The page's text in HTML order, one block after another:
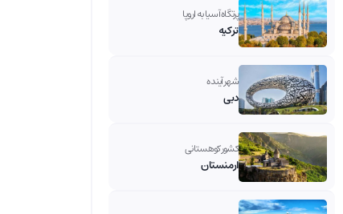
پرتگاه آسیا به اروپا
ترکیه
شهر آینده
دبی
کشور کوهستانی
ارمنستان